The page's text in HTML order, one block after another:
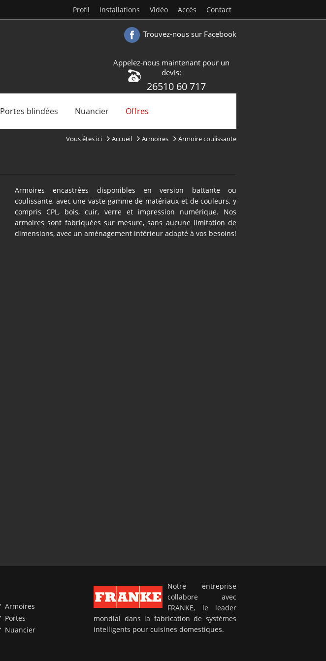
Profil Installations Vidéo Accès Contact
Trouvez-nous sur Facebook
Appelez-nous maintenant pour un
devis:
26510 60 717
Portes blindées Nuancier Offres
Vous êtes ici Accueil Armoires Armoire coulissante
Armoires encastrées disponibles en version battante ou
coulissante, avec une vaste gamme de matériaux et de couleurs, y
compris CPL, bois, cuir, verre et impression numérique. Nos
armoires sont fabriquées sur mesure, sans aucune limitation de
dimensions, avec un aménagement intérieur adapté à vos besoins!
Armoires
Portes
Nuancier
Notre entreprise
collabore avec
FRANKE, le leader
mondial dans la fabrication de systèmes
intelligents pour cuisines domestiques.